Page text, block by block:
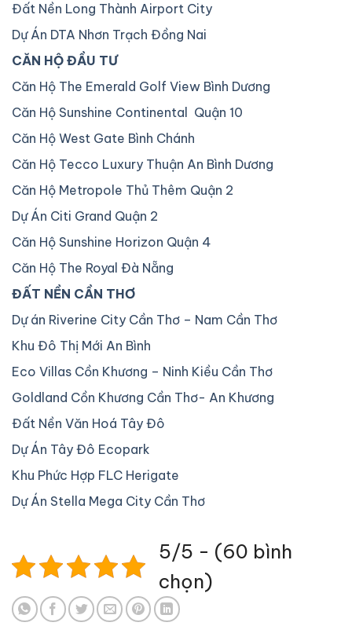
Đất Nền Long Thành Airport City
Dự Án DTA Nhơn Trạch Đồng Nai
CĂN HỘ ĐẦU TƯ
Căn Hộ The Emerald Golf View Bình Dương
Căn Hộ Sunshine Continental Quận 10
Căn Hộ West Gate Bình Chánh
Căn Hộ Tecco Luxury Thuận An Bình Dương
Căn Hộ Metropole Thủ Thêm Quận 2
Dự Án Citi Grand Quận 2
Căn Hộ Sunshine Horizon Quận 4
Căn Hộ The Royal Đà Nẵng
ĐẤT NỀN CẦN THƠ
Dự án Riverine City Cần Thơ – Nam Cần Thơ
Khu Đô Thị Mới An Bình
Eco Villas Cồn Khương – Ninh Kiều Cần Thơ
Goldland Cồn Khương Cần Thơ- An Khương
Đất Nền Văn Hoá Tây Đô
Dự Án Tây Đô Ecopark
Khu Phức Hợp FLC Herigate
Dự Án Stella Mega City Cần Thơ
5/5 - (60 bình
chọn)